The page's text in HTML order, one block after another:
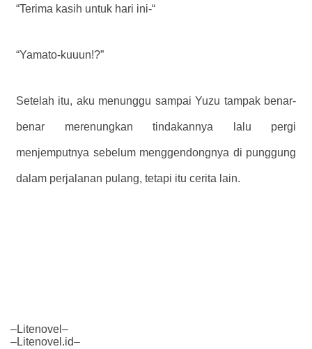
“Terima kasih untuk hari ini-“
“Yamato-kuuun!?”
Setelah itu, aku menunggu sampai Yuzu tampak benar-
benar merenungkan tindakannya lalu pergi
menjemputnya sebelum menggendongnya di punggung
dalam perjalanan pulang, tetapi itu cerita lain.
–Litenovel–
–Litenovel.id–